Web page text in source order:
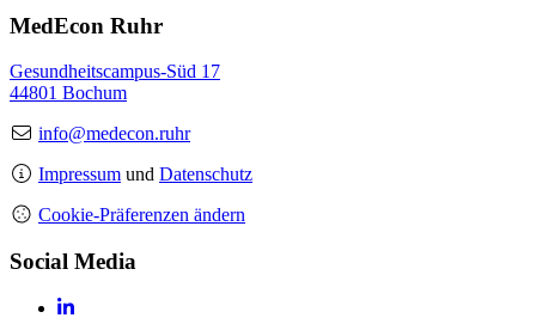
MedEcon Ruhr
Gesundheitscampus-Süd 17
44801 Bochum
info@medecon.ruhr
Impressum und Datenschutz
Cookie-Präferenzen ändern
Social Media